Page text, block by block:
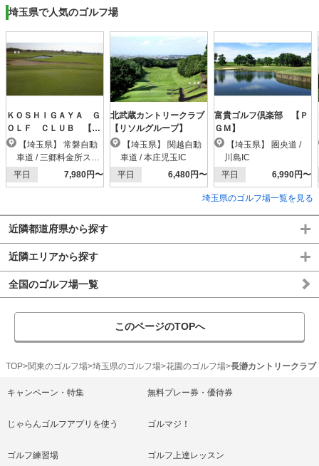
埼玉県で人気のゴルフ場
ＫＯＳＨＩＧＡＹＡ Ｇ
ＯＬＦ ＣＬＵＢ 【Ｐ
ＧＭ】
車道 / 三郷料金所スマ
ートIC
平日 7,980円〜
北武蔵カントリークラブ
【リソルグループ】
車道 / 本庄児玉IC
平日
6,480円〜
富貴ゴルフ倶楽部 【Ｐ
ＧＭ】
川島IC
平日
6,990円〜
埼玉県のゴルフ場一覧を見る
近隣都道府県から探す
近隣エリアから探す
全国のゴルフ場一覧
このページのTOPへ
TOP 関東のゴルフ場 埼玉県のゴルフ場 花園のゴルフ場 長瀞カントリークラブ
キャンペーン・特集 無料プレー券・優待券
じゃらんゴルフアプリを使う ゴルマジ！
ゴルフ練習場 ゴルフ上達レッスン